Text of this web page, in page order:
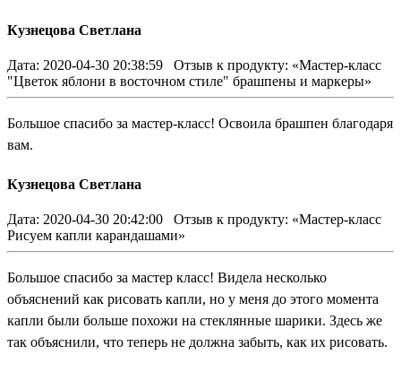
Кузнецова Светлана
Дата: 2020-04-30 20:38:59
Отзыв к продукту: «Мастер-класс
"Цветок яблони в восточном стиле" брашпены и маркеры»
Большое спасибо за мастер-класс! Освоила брашпен благодаря
вам.
Кузнецова Светлана
Дата: 2020-04-30 20:42:00
Отзыв к продукту: «Мастер-класс
Рисуем капли карандашами»
Большое спасибо за мастер класс! Видела несколько
объяснений как рисовать капли, но у меня до этого момента
капли были больше похожи на стеклянные шарики. Здесь же
так объяснили, что теперь не должна забыть, как их рисовать.